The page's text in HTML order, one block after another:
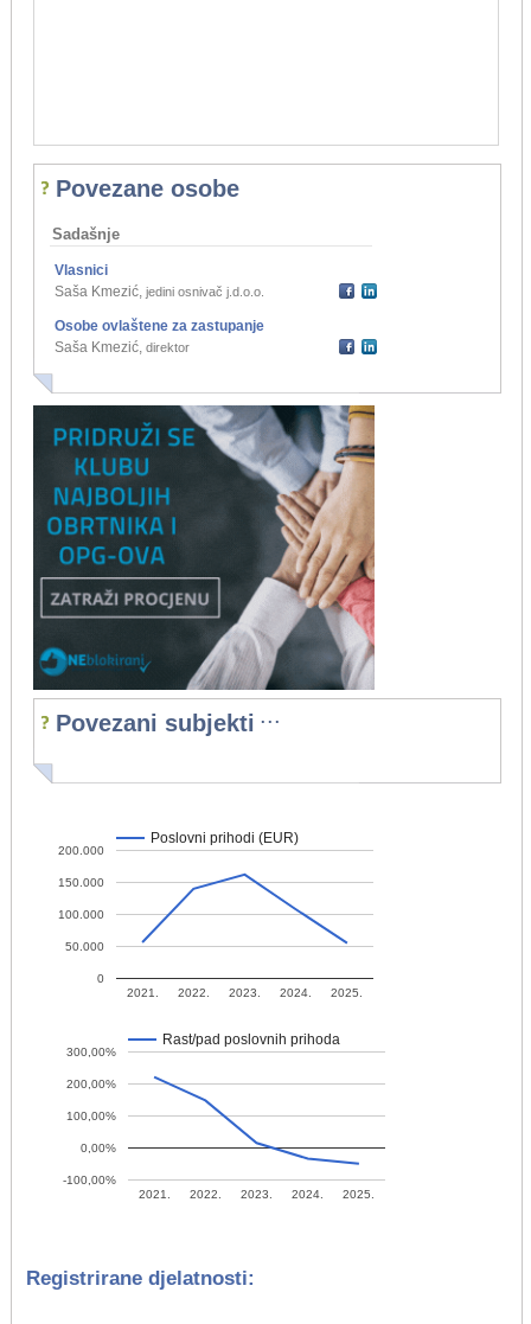
Povezane osobe
Sadašnje
Vlasnici
Saša Kmezić, jedini osnivač j.d.o.o.
Osobe ovlaštene za zastupanje
Saša Kmezić, direktor
Povezani subjekti ...
Poslovni prihodi (EUR)
2021. 2022. 2023. 2024. 2025.
0
50.000
100.000
150.000
200.000
Rast/pad poslovnih prihoda
2021. 2022. 2023. 2024. 2025.
-100,00%
0,00%
100,00%
200,00%
300,00%
Registrirane djelatnosti: